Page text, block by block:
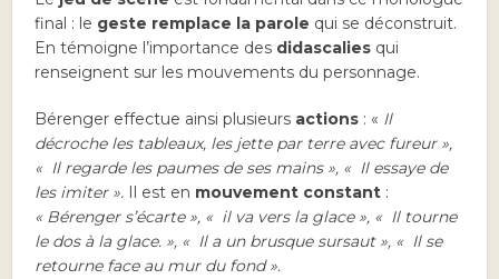
final : le geste remplace la parole qui se déconstruit.
En témoigne l’importance des didascalies qui
renseignent sur les mouvements du personnage.
Bérenger effectue ainsi plusieurs actions : « Il
décroche les tableaux, les jette par terre avec fureur »,
« Il regarde les paumes de ses mains », « Il essaye de
les imiter ». Il est en mouvement constant :
« Bérenger s’écarte », « il va vers la glace », « Il tourne
le dos à la glace. », « Il a un brusque sursaut », « Il se
retourne face au mur du fond ».